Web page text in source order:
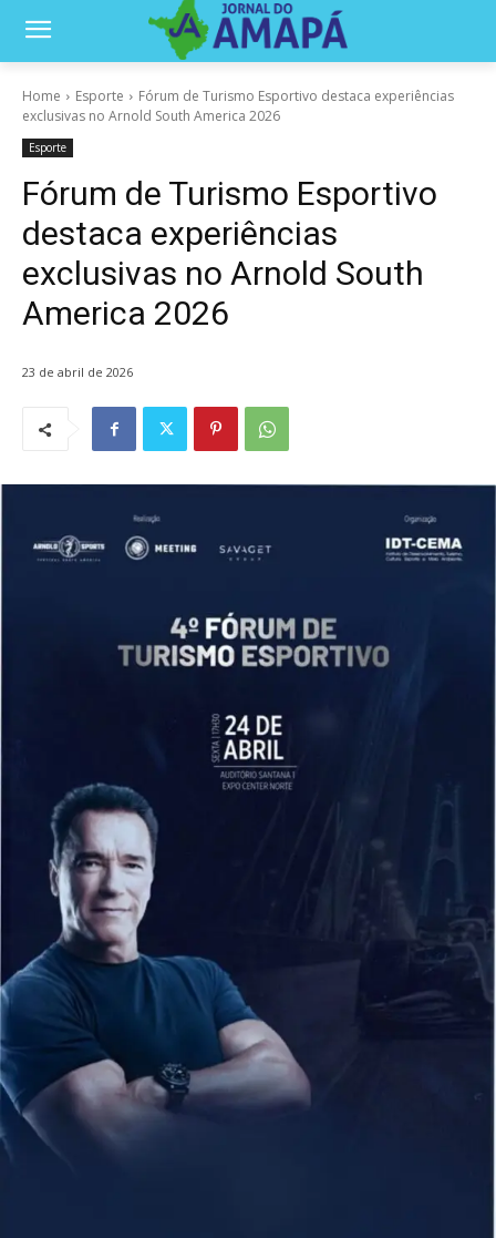
Home Esporte
Fórum de Turismo Esportivo destaca experiências
exclusivas no Arnold South America 2026
Esporte
Fórum de Turismo Esportivo
destaca experiências
exclusivas no Arnold South
America 2026
23 de abril de 2026